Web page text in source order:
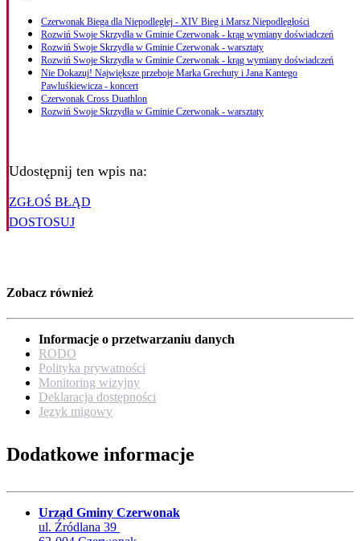
Czerwonak Biega dla Niepodległej - XIV Bieg i Marsz Niepodległości
Rozwiń Swoje Skrzydła w Gminie Czerwonak - krąg wymiany doświadczeń
Rozwiń Swoje Skrzydła w Gminie Czerwonak - warsztaty
Rozwiń Swoje Skrzydła w Gminie Czerwonak - krąg wymiany doświadczeń
Nie Dokazuj! Największe przeboje Marka Grechuty i Jana Kantego
Pawluśkiewicza - koncert
Czerwonak Cross Duathlon
Rozwiń Swoje Skrzydła w Gminie Czerwonak - warsztaty
Udostępnij ten wpis na:
ZGŁOŚ BŁĄD
DOSTOSUJ
Zobacz również
Informacje o przetwarzaniu danych
RODO
Polityka prywatności
Monitoring wizyjny
Deklaracja dostępności
Język migowy
Dodatkowe informacje
Urząd Gminy Czerwonak
ul. Źródlana 39